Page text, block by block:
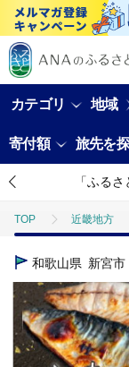
カテゴリ 地域
寄付額 旅先を
「ふる
TOP 近畿地方
TOP
魚介類
TOP 魚介類
TOP 定期便
和歌山県 新宮市